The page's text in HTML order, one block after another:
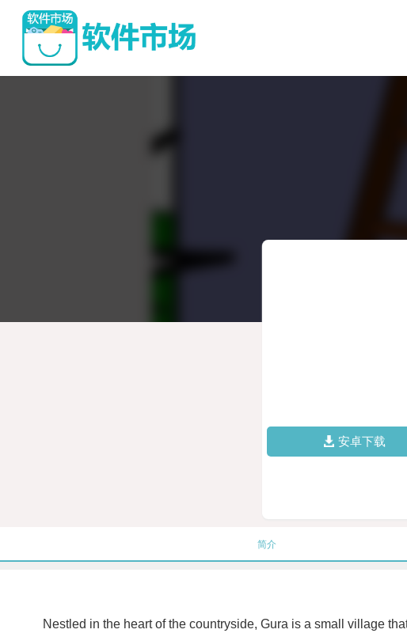
安卓下载
简介
Nestled in the heart of the countryside, Gura is a small village